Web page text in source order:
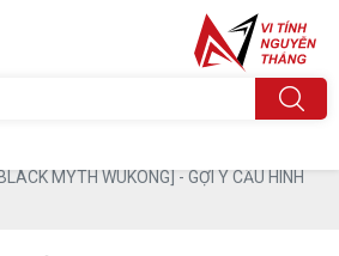
MYTH WUKONG] - GỢI Ý CẤU HÌNH